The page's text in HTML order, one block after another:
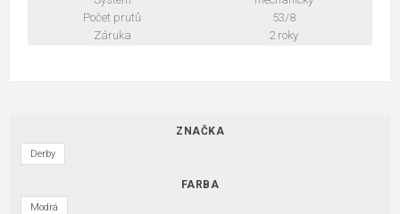
Počet prutů
53/8
Záruka
2 roky
ZNAČKA
Derby
FARBA
Modrá